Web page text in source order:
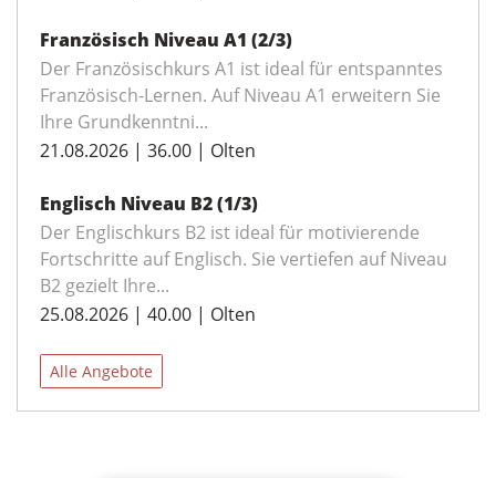
Französisch Niveau A1 (2/3)
Der Französischkurs A1 ist ideal für entspanntes
Französisch-Lernen. Auf Niveau A1 erweitern Sie
Ihre Grundkenntni...
21.08.2026 | 36.00 | Olten
Englisch Niveau B2 (1/3)
Der Englischkurs B2 ist ideal für motivierende
Fortschritte auf Englisch. Sie vertiefen auf Niveau
B2 gezielt Ihre...
25.08.2026 | 40.00 | Olten
Alle Angebote